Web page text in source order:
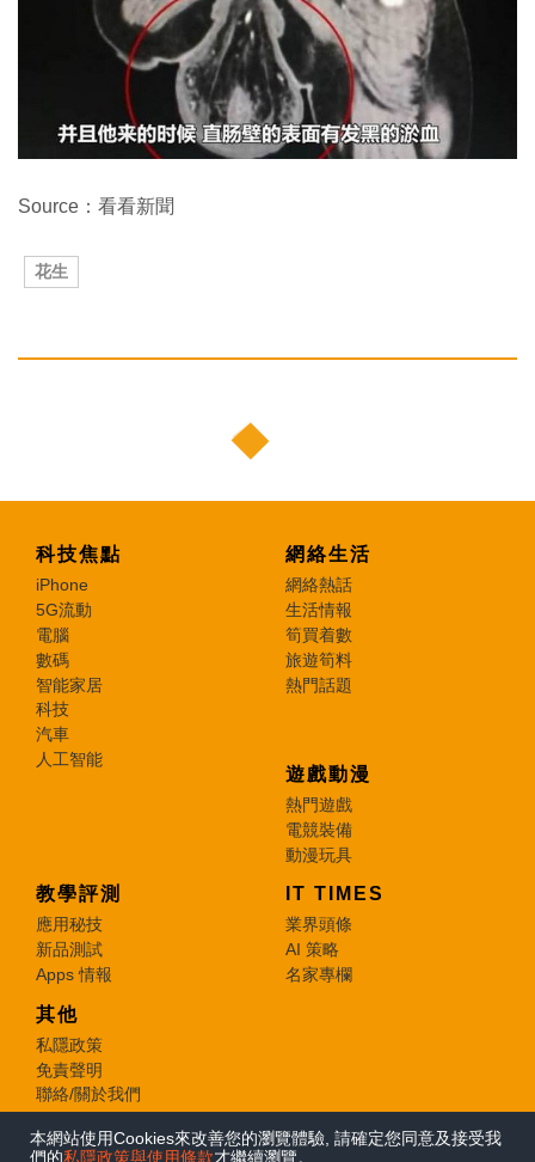
本網站使用Cookies來改善您的瀏覽體驗, 請確定您同意及接受我
們的私隱政策與使用條款才繼續瀏覽。
Source：看看新聞
花生
科技焦點
iPhone
5G流動
電腦
數碼
智能家居
科技
汽車
人工智能
網絡生活
網絡熱話
生活情報
筍買着數
旅遊筍料
熱門話題
遊戲動漫
熱門遊戲
電競裝備
動漫玩具
教學評測
應用秘技
新品測試
Apps 情報
IT TIMES
業界頭條
AI 策略
名家專欄
其他
私隱政策
免責聲明
聯絡/關於我們
© 2026 e-zone. All Rights Reserved.